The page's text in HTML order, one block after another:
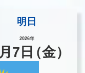
明日
2026年
月 7 日（金）